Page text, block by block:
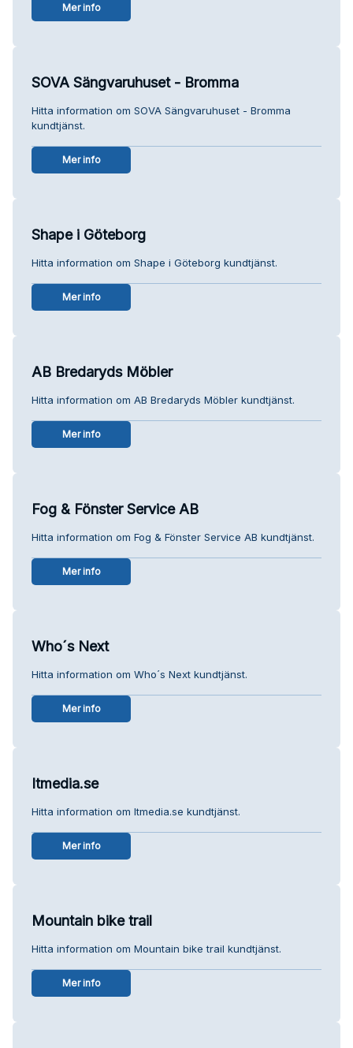
Mer info
SOVA Sängvaruhuset - Bromma
Hitta information om SOVA Sängvaruhuset - Bromma
kundtjänst.
Mer info
Shape i Göteborg
Hitta information om Shape i Göteborg kundtjänst.
Mer info
AB Bredaryds Möbler
Hitta information om AB Bredaryds Möbler kundtjänst.
Mer info
Fog & Fönster Service AB
Hitta information om Fog & Fönster Service AB kundtjänst.
Mer info
Who´s Next
Hitta information om Who´s Next kundtjänst.
Mer info
Itmedia.se
Hitta information om Itmedia.se kundtjänst.
Mer info
Mountain bike trail
Hitta information om Mountain bike trail kundtjänst.
Mer info